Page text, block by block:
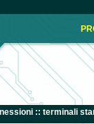
:: terminali